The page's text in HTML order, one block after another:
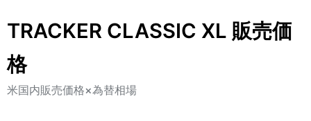
TRACKER CLASSIC XL 販売価
格
米国内販売価格×為替相場